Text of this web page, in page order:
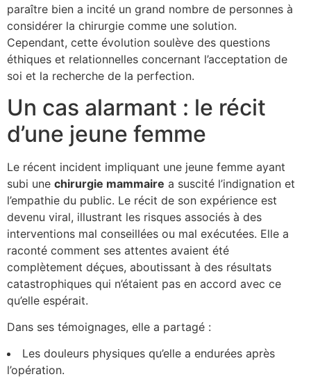
paraître bien a incité un grand nombre de personnes à
considérer la chirurgie comme une solution.
Cependant, cette évolution soulève des questions
éthiques et relationnelles concernant l’acceptation de
soi et la recherche de la perfection.
Un cas alarmant : le récit
d’une jeune femme
Le récent incident impliquant une jeune femme ayant
subi une chirurgie mammaire a suscité l’indignation et
l’empathie du public. Le récit de son expérience est
devenu viral, illustrant les risques associés à des
interventions mal conseillées ou mal exécutées. Elle a
raconté comment ses attentes avaient été
complètement déçues, aboutissant à des résultats
catastrophiques qui n’étaient pas en accord avec ce
qu’elle espérait.
Dans ses témoignages, elle a partagé :
Les douleurs physiques qu’elle a endurées après
l’opération.